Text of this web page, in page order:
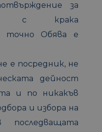
за
с крака
точно Обява е
е посредник, не
дейност
и по никакъв
и избора на